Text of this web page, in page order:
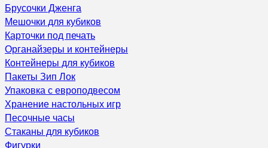
Брусочки Дженга
Мешочки для кубиков
Карточки под печать
Органайзеры и контейнеры
Контейнеры для кубиков
Пакеты Зип Лок
Упаковка с европодвесом
Хранение настольных игр
Песочные часы
Стаканы для кубиков
Фигурки